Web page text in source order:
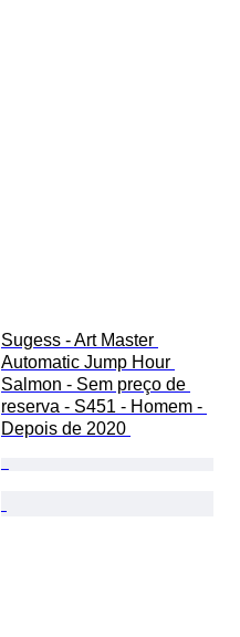
Sugess - Art Master
Automatic Jump Hour
Salmon - Sem preço de
reserva - S451 - Homem -
Depois de 2020